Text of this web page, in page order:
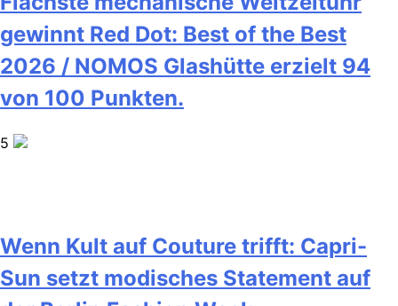
gewinnt Red Dot: Best of the Best
2026 / NOMOS Glashütte erzielt 94
von 100 Punkten.
5
Wenn Kult auf Couture trifft: Capri-
Sun setzt modisches Statement auf